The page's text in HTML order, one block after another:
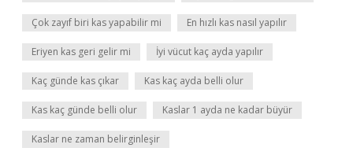
Çok zayıf biri kas yapabilir mi En hızlı kas nasıl yapılır
Eriyen kas geri gelir mi İyi vücut kaç ayda yapılır
Kaç günde kas çıkar Kas kaç ayda belli olur
Kas kaç günde belli olur Kaslar 1 ayda ne kadar büyür
Kaslar ne zaman belirginleşir